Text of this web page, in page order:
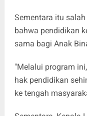
Sementara itu
bahwa pendidikan
sama bagi Anak
"Melalui program
hak pendidikan
ke tengah